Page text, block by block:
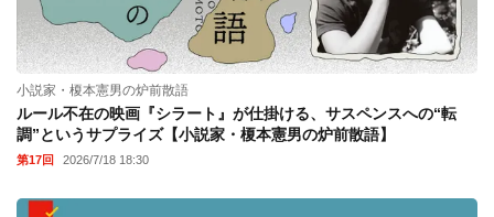
小説家・榎本憲男の炉前散語
ルール不在の映画『シラート』が仕掛ける、サスペンスへの“転
調”というサプライズ【小説家・榎本憲男の炉前散語】
第17回 2026/7/18 18:30